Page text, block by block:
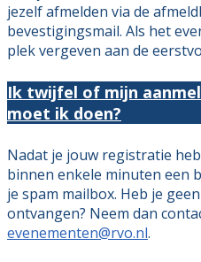
jezelf afmelden via de
bevestigingsmail. Als het
plek vergeven aan de
Ik twijfel of mijn
moet ik doen?
Nadat je jouw registratie
binnen enkele minuten een
je spam mailbox. Heb je
ontvangen? Neem dan
evenementen@rvo.nl.